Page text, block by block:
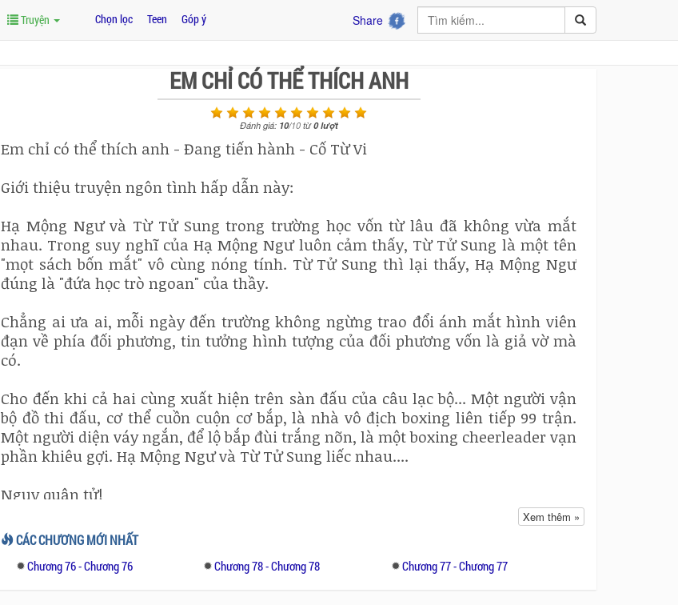
Truyện Chọn lọc Teen Góp ý Share
EM CHỈ CÓ THỂ THÍCH ANH
Đánh giá: 10/10từ0lượt
Em chỉ có thể thích anh - Đang tiến hành - Cố Từ Vi
Giới thiệu truyện ngôn tình hấp dẫn này:
Hạ Mộng Ngư và Từ Tử Sung trong trường học vốn từ lâu đã không vừa mắt
nhau. Trong suy nghĩ của Hạ Mộng Ngư luôn cảm thấy, Từ Tử Sung là một tên
"mọt sách bốn mắt" vô cùng nóng tính. Từ Tử Sung thì lại thấy, Hạ Mộng Ngư
đúng là "đứa học trò ngoan" của thầy.
Chẳng ai ưa ai, mỗi ngày đến trường không ngừng trao đổi ánh mắt hình viên
đạn về phía đối phương, tin tưởng hình tượng của đối phương vốn là giả vờ mà
có.
Cho đến khi cả hai cùng xuất hiện trên sàn đấu của câu lạc bộ... Một người vận
bộ đồ thi đấu, cơ thể cuồn cuộn cơ bắp, là nhà vô địch boxing liên tiếp 99 trận.
Một người diện váy ngắn, để lộ bắp đùi trắng nõn, là một boxing cheerleader vạn
phần khiêu gợi. Hạ Mộng Ngư và Từ Tử Sung liếc nhau....
Ngụy quân tử!
Giả đứng đắn!
Xem thêm »
CÁC CHƯƠNG MỚI NHẤT
Chương 76 - Chương 76 Chương 78 - Chương 78 Chương 77 - Chương 77